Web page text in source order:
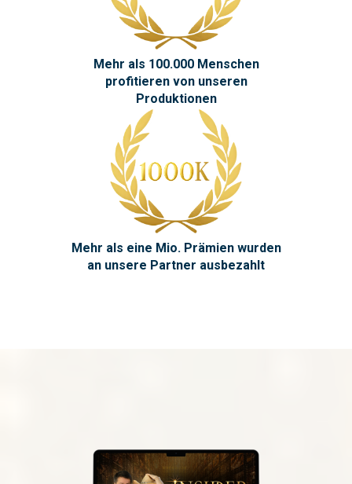
Mehr als 100.000 Menschen
profitieren von unseren
Produktionen
Mehr als eine Mio. Prämien wurden
an unsere Partner ausbezahlt